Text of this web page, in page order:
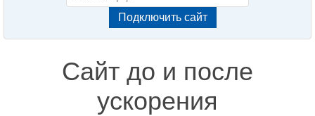
Сайт до и после
ускорения